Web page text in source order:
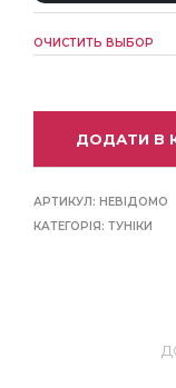
ОЧИСТИТЬ ВЫБОР
ДОДАТИ В
АРТИКУЛ: НЕВІДОМО
КАТЕГОРІЯ: ТУНІКИ